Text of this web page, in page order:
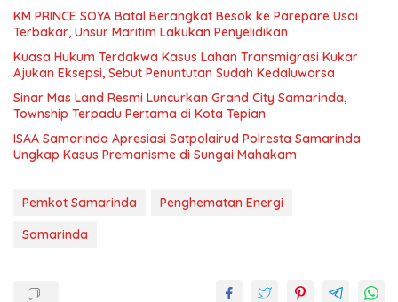
KM PRINCE SOYA Batal Berangkat Besok ke Parepare Usai
Terbakar, Unsur Maritim Lakukan Penyelidikan
Kuasa Hukum Terdakwa Kasus Lahan Transmigrasi Kukar
Ajukan Eksepsi, Sebut Penuntutan Sudah Kedaluwarsa
Sinar Mas Land Resmi Luncurkan Grand City Samarinda,
Township Terpadu Pertama di Kota Tepian
ISAA Samarinda Apresiasi Satpolairud Polresta Samarinda
Ungkap Kasus Premanisme di Sungai Mahakam
Pemkot Samarinda
Penghematan Energi
Samarinda